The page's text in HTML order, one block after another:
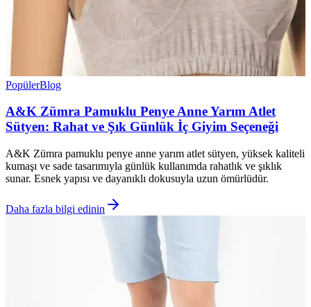
PopülerBlog
A&K Zümra Pamuklu Penye Anne Yarım Atlet
Sütyen: Rahat ve Şık Günlük İç Giyim Seçeneği
A&K Zümra pamuklu penye anne yarım atlet sütyen, yüksek kaliteli
kumaşı ve sade tasarımıyla günlük kullanımda rahatlık ve şıklık
sunar. Esnek yapısı ve dayanıklı dokusuyla uzun ömürlüdür.
Daha fazla bilgi edinin